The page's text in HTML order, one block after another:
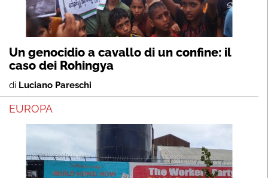
Un genocidio a cavallo di un confine: il
caso dei Rohingya
di Luciano Pareschi
EUROPA